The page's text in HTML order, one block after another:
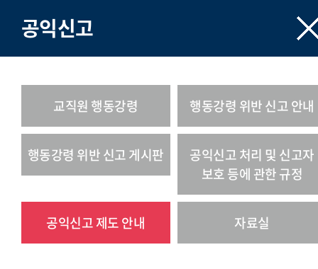
공익신고
교직원 행동강령 행동강령 위반 신고 안내
행동강령 위반 신고 게시판
공익신고 처리 및 신고자
보호 등에 관한 규정
공익신고 제도 안내 자료실